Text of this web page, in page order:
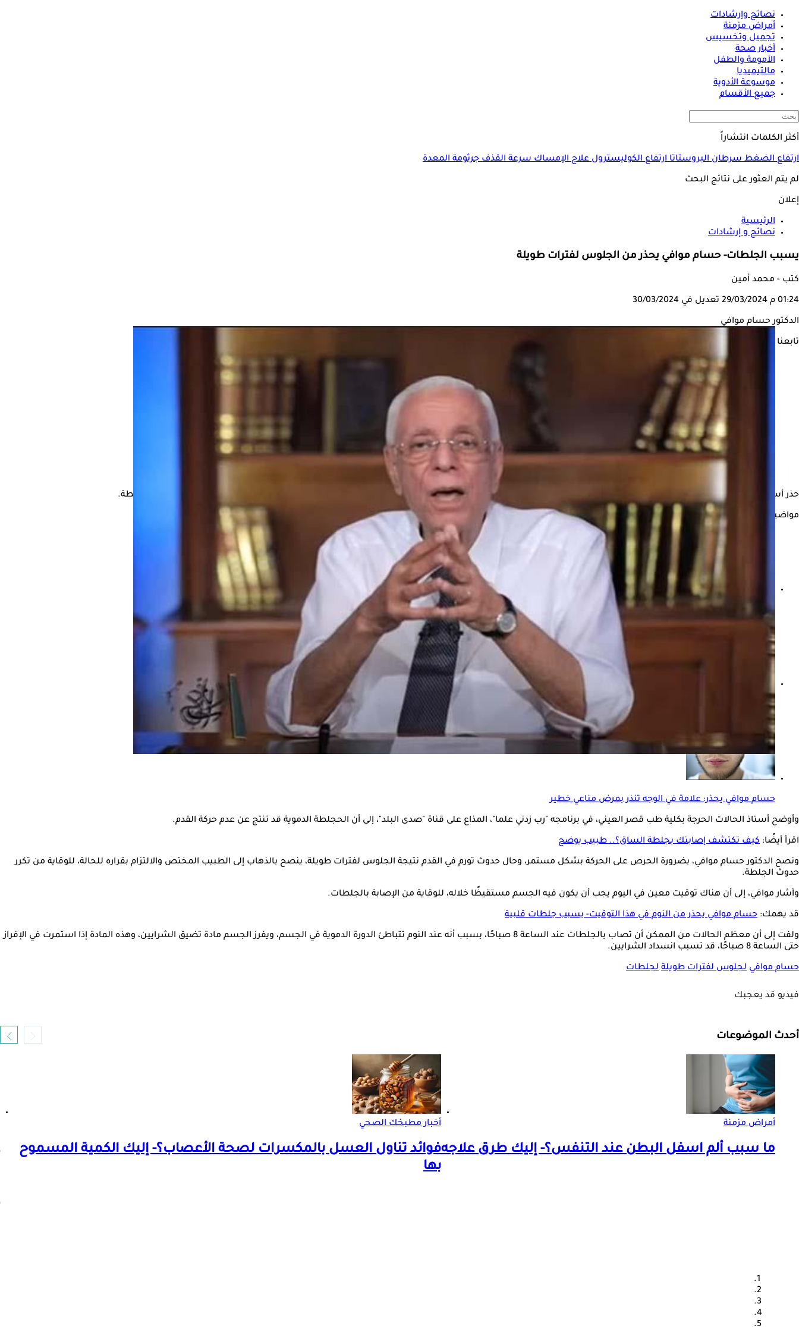
نصائح وإرشادات
أمراض مزمنة
تجميل وتخسيس
أخبار صحة
الأمومة والطفل
مالتيميديا
موسوعة الأدوية
جميع الأقسام
أكثر الكلمات انتشاراً
ارتفاع الضغطسرطان البروستاتاارتفاع الكوليسترولعلاج الإمساكسرعة القذفجرثومة المعدة
لم يتم العثور على نتائج البحث
إعلان
الرئيسية
نصائح و إرشادات
يسبب الجلطات- حسام موافي يحذر من الجلوس لفترات طويلة
كتب - محمد أمين
01:24 م 29/03/2024 تعديل في 30/03/2024
الدكتور حسام موافي
تابعنا على
حذر أستاذ الحالات الحرجة بكلية طب القصر العيني، الدكتور حسام موافي، من خطورة عدم الحركة والجلوس لفترات طويلة، مشيرا إلى أن ذلك من الممكن أن يؤدي إلى حدوث جلطة.
مواضيع ذات صلة
تنميل القدمين لمرضى السكري- موافي يوضح أسبابه وطرق التعامل معه
صداع اضطرابات الدورة الشهرية- موافي يوضح طرق التعامل معه
حسام موافي يحذر: علامة في الوجه تنذر بمرض مناعي خطير
وأوضح أستاذ الحالات الحرجة بكلية طب قصر العيني، في برنامجه "رب زدني علما"، المذاع على قناة "صدى البلد"، إلى أن الحجلطة الدموية قد تنتج عن عدم حركة القدم.
اقرأ أيضًا: كيف تكتشف إصابتك بجلطة الساق؟.. طبيب يوضح
ونصح الدكتور حسام موافي، بضرورة الحرص على الحركة بشكل مستمر، وحال حدوث تورم في القدم نتيجة الجلوس لفترات طويلة، ينصح بالذهاب إلى الطبيب المختص والالتزام بقراره للحالة، للوقاية من تكرر
حدوث الجلطة.
وأشار موافي، إلى أن هناك توقيت معين في اليوم يجب أن يكون فيه الجسم مستقيظًا خلاله، للوقاية من الإصابة بالجلطات.
قد يهمك: حسام موافي يحذر من النوم في هذا التوقيت- يسبب جلطات قلبية
ولفت إلى أن معظم الحالات من الممكن أن تصاب بالجلطات عند الساعة 8 صباحًا، بسبب أنه عند النوم تتباطئ الدورة الدموية في الجسم، ويفرز الجسم مادة تضيق الشرايين، وهذه المادة إذا استمرت في الإفراز
حتى الساعة 8 صباحًا، قد تسبب انسداد الشرايين.
حسام موافي لجلوس لفترات طويلة لجلطات
فيديو قد يعجبك
أحدث الموضوعات
أمراض مزمنة
ما سبب ألم اسفل البطن عند التنفس؟- إليك طرق علاجه
أخبار مطبخك الصحي
فوائد تناول العسل بالمكسرات لصحة الأعصاب؟- إليك الكمية المسموح
بها